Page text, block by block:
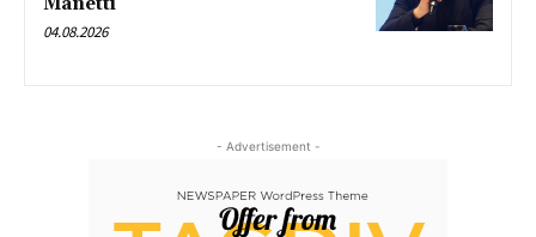
04.08.2026
- Advertisement -